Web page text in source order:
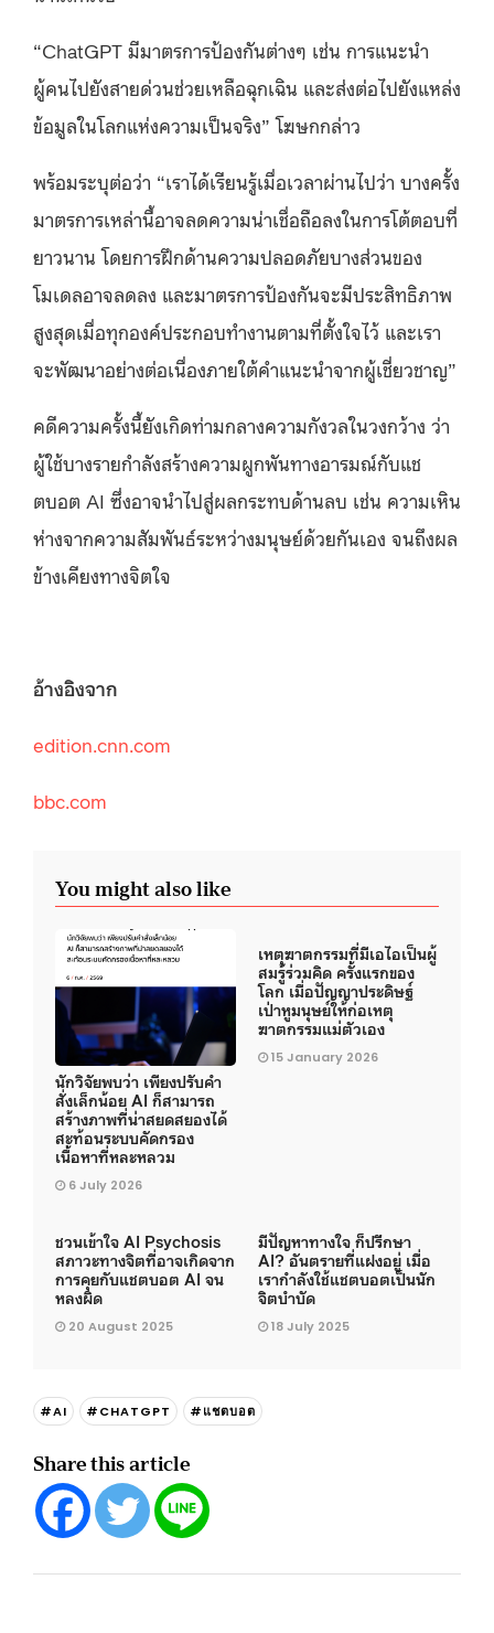
“ChatGPT มีมาตรการป้องกันต่างๆ เช่น การแนะนำ
ผู้คนไปยังสายด่วนช่วยเหลือฉุกเฉิน และส่งต่อไปยังแหล่ง
ข้อมูลในโลกแห่งความเป็นจริง” โฆษกกล่าว
พร้อมระบุต่อว่า “เราได้เรียนรู้เมื่อเวลาผ่านไปว่า บางครั้ง
มาตรการเหล่านี้อาจลดความน่าเชื่อถือลงในการโต้ตอบที่
ยาวนาน โดยการฝึกด้านความปลอดภัยบางส่วนของ
โมเดลอาจลดลง และมาตรการป้องกันจะมีประสิทธิภาพ
สูงสุดเมื่อทุกองค์ประกอบทำงานตามที่ตั้งใจไว้ และเรา
จะพัฒนาอย่างต่อเนื่องภายใต้คำแนะนำจากผู้เชี่ยวชาญ”
คดีความครั้งนี้ยังเกิดท่ามกลางความกังวลในวงกว้าง ว่า
ผู้ใช้บางรายกำลังสร้างความผูกพันทางอารมณ์กับแช
ตบอต AI ซึ่งอาจนำไปสู่ผลกระทบด้านลบ เช่น ความเหิน
ห่างจากความสัมพันธ์ระหว่างมนุษย์ด้วยกันเอง จนถึงผล
ข้างเคียงทางจิตใจ
อ้างอิงจาก
edition.cnn.com
bbc.com
You might also like
นักวิจัยพบว่า เพียงปรับคำ
สั่งเล็กน้อย AI ก็สามารถ
สร้างภาพที่น่าสยดสยองได้
สะท้อนระบบคัดกรอง
เนื้อหาที่หละหลวม
6 July 2026
เหตุฆาตกรรมที่มีเอไอเป็นผู้
สมรู้ร่วมคิด ครั้งแรกของ
โลก เมื่อปัญญาประดิษฐ์
เป่าหูมนุษย์ให้ก่อเหตุ
ฆาตกรรมแม่ตัวเอง
15 January 2026
ชวนเข้าใจ AI Psychosis
สภาวะทางจิตที่อาจเกิดจาก
การคุยกับแชตบอต AI จน
หลงผิด
20 August 2025
มีปัญหาทางใจ ก็ปรึกษา
AI? อันตรายที่แฝงอยู่ เมื่อ
เรากำลังใช้แชตบอตเป็นนัก
จิตบำบัด
18 July 2025
#AI #CHATGPT #แชตบอต
Share this article